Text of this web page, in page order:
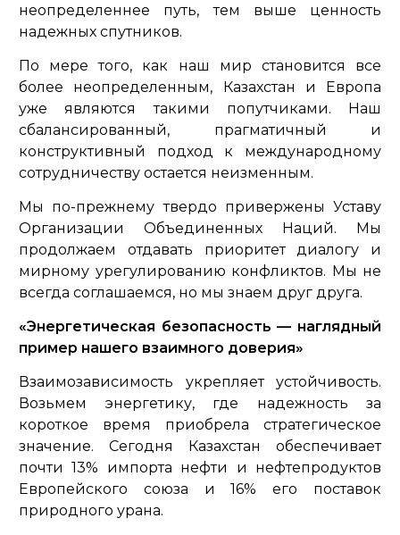
неопределеннее путь, тем выше ценность
надежных спутников.
По мере того, как наш мир становится все
более неопределенным, Казахстан и Европа
уже являются такими попутчиками. Наш
сбалансированный, прагматичный и
конструктивный подход к международному
сотрудничеству остается неизменным.
Мы по-прежнему твердо привержены Уставу
Организации Объединенных Наций. Мы
продолжаем отдавать приоритет диалогу и
мирному урегулированию конфликтов. Мы не
всегда соглашаемся, но мы знаем друг друга.
«Энергетическая безопасность — наглядный
пример нашего взаимного доверия»
Взаимозависимость укрепляет устойчивость.
Возьмем энергетику, где надежность за
короткое время приобрела стратегическое
значение. Сегодня Казахстан обеспечивает
почти 13% импорта нефти и нефтепродуктов
Европейского союза и 16% его поставок
природного урана.